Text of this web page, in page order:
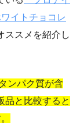
イトチョコレ
ススメを紹介し
ンパク質が含
品と比較すると